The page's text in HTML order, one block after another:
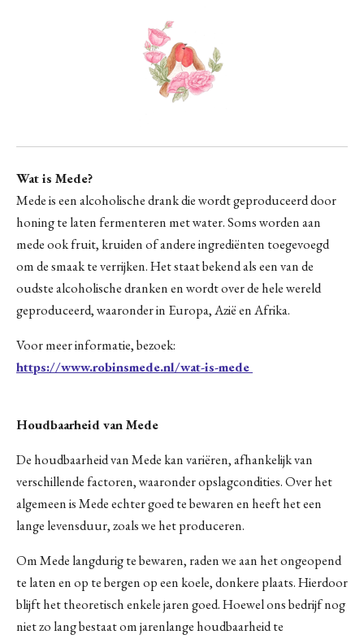
Wat is Mede?
Mede is een alcoholische drank die wordt geproduceerd door
honing te laten fermenteren met water. Soms worden aan
mede ook fruit, kruiden of andere ingrediënten toegevoegd
om de smaak te verrijken. Het staat bekend als een van de
oudste alcoholische dranken en wordt over de hele wereld
geproduceerd, waaronder in Europa, Azië en Afrika.
Voor meer informatie, bezoek:
https://www.robinsmede.nl/wat-is-mede
Houdbaarheid van Mede
De houdbaarheid van Mede kan variëren, afhankelijk van
verschillende factoren, waaronder opslagcondities. Over het
algemeen is Mede echter goed te bewaren en heeft het een
lange levensduur, zoals we het produceren.
Om Mede langdurig te bewaren, raden we aan het ongeopend
te laten en op te bergen op een koele, donkere plaats. Hierdoor
blijft het theoretisch enkele jaren goed. Hoewel ons bedrijf nog
niet zo lang bestaat om jarenlange houdbaarheid te